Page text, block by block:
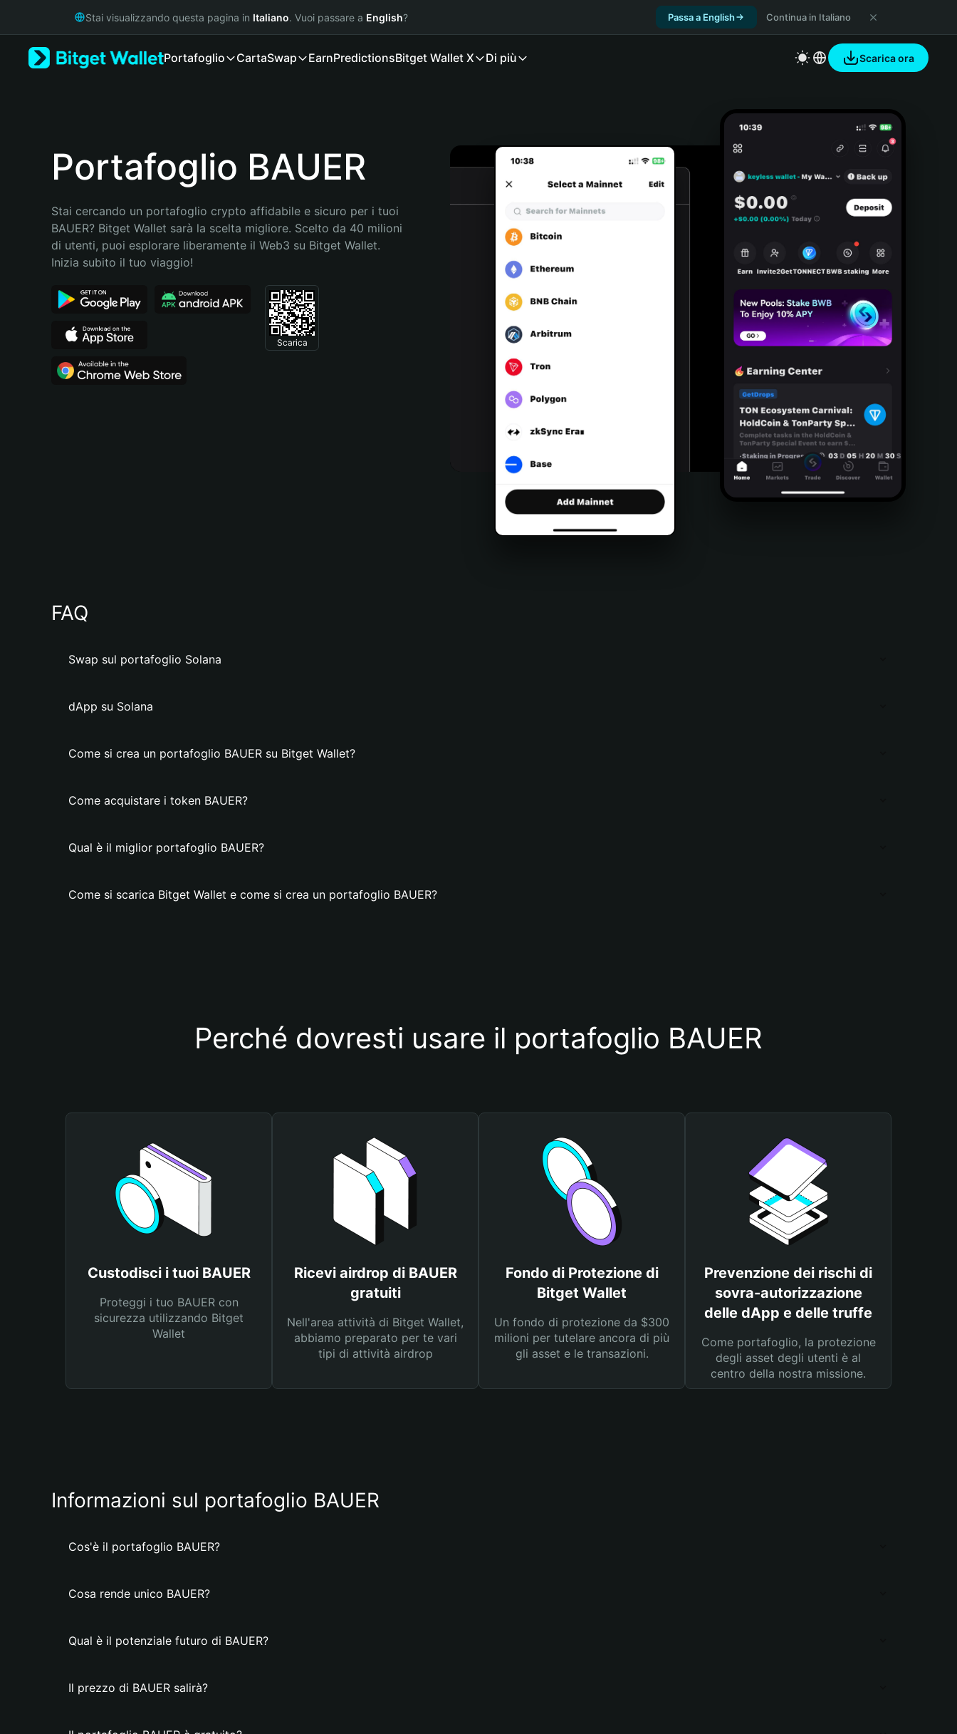
Русский
Bahasa Indonesia
Português (Brasil)
Stai visualizzando questa pagina in Italiano. Vuoi passare a English? Passa a English Continua in Italiano
Portafoglio CartaSwap EarnPredictionsBitget Wallet X Di più Scarica ora
Portafoglio BAUER
Stai cercando un portafoglio crypto affidabile e sicuro per i tuoi
BAUER? Bitget Wallet sarà la scelta migliore. Scelto da 40 milioni
di utenti, puoi esplorare liberamente il Web3 su Bitget Wallet.
Inizia subito il tuo viaggio!
Scarica
FAQ
Swap sul portafoglio Solana
dApp su Solana
Come si crea un portafoglio BAUER su Bitget Wallet?
Come acquistare i token BAUER?
Qual è il miglior portafoglio BAUER?
Come si scarica Bitget Wallet e come si crea un portafoglio BAUER?
Perché dovresti usare il portafoglio BAUER
Custodisci i tuoi BAUER
Proteggi i tuo BAUER con
sicurezza utilizzando Bitget
Wallet
Ricevi airdrop di BAUER
gratuiti
Nell'area attività di Bitget Wallet,
abbiamo preparato per te vari
tipi di attività airdrop
Fondo di Protezione di
Bitget Wallet
Un fondo di protezione da $300
milioni per tutelare ancora di più
gli asset e le transazioni.
Prevenzione dei rischi di
sovra-autorizzazione
delle dApp e delle truffe
Come portafoglio, la protezione
degli asset degli utenti è al
centro della nostra missione.
Informazioni sul portafoglio BAUER
Cos'è il portafoglio BAUER?
Cosa rende unico BAUER?
Qual è il potenziale futuro di BAUER?
Il prezzo di BAUER salirà?